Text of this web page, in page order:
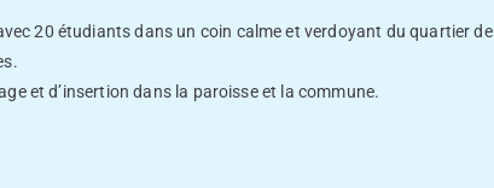
20 étudiants dans un coin calme et verdoyant du quartier de
et d’insertion dans la paroisse et la commune.